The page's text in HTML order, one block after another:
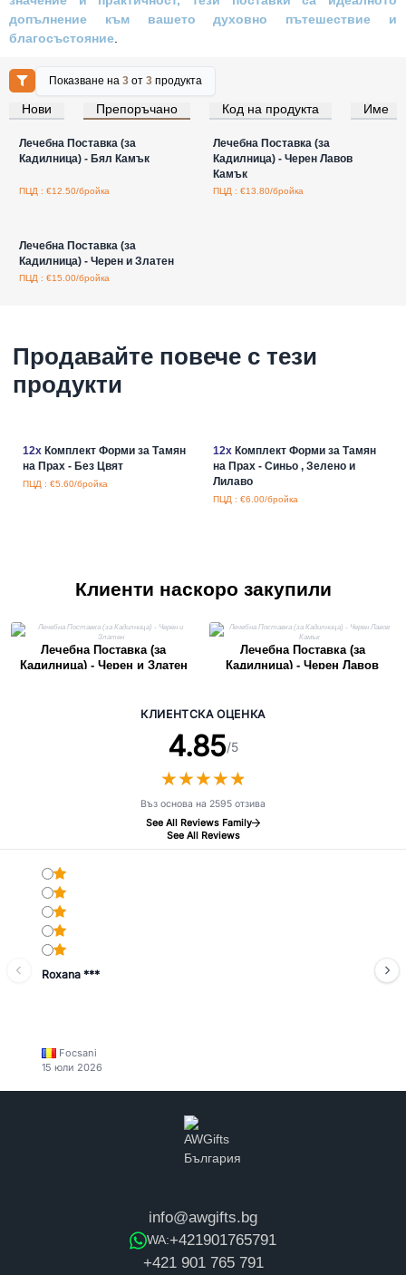
допълнение към вашето духовно пътешествие и
благосъстояние
Показване на3 от3 продукта
Нови Препоръчано Код на продукта Име
Влезте за цени на едро
Лечебна Поставка (за
Кадилница) - Бял Камък
ПЦД : €12.50/бройка
Влезте за цени на едро
Лечебна Поставка (за
Кадилница) - Черен Лавов
Камък
ПЦД : €13.80/бройка
Лечебна Поставка (за
Кадилница) - Черен и Златен
ПЦД : €15.00/бройка
Продавайте повече с тези
продукти
12xКомплект Форми за Тамян
на Прах - Без Цвят
ПЦД : €5.60/бройка
12xКомплект Форми за Тамян
на Прах - Синьо , Зелено и
Лилаво
ПЦД : €6.00/бройка
Клиенти наскоро закупили
Лечебна Поставка (за
Кадилница) - Черен и Златен
Лечебна Поставка (за
Кадилница) - Черен Лавов
КЛИЕНТСКА ОЦЕНКА
4.85/5
★★★★★
★★★★★
Въз основа на 2595 отзива
See All Reviews Family
See All Reviews
Roxana ***
Focsani
15 юли 2026
info@awgifts.bg
WA:+421901765791
+421 901 765 791